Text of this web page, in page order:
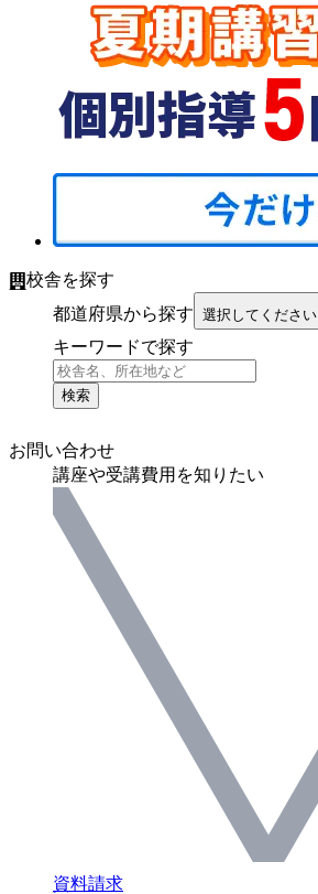
校舎を探す
都道府県から探す 選択してください
キーワードで探す
検索
お問い合わせ
講座や受講費用を知りたい
資料請求